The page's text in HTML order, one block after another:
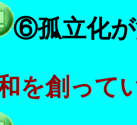
⑥孤立化
を創って